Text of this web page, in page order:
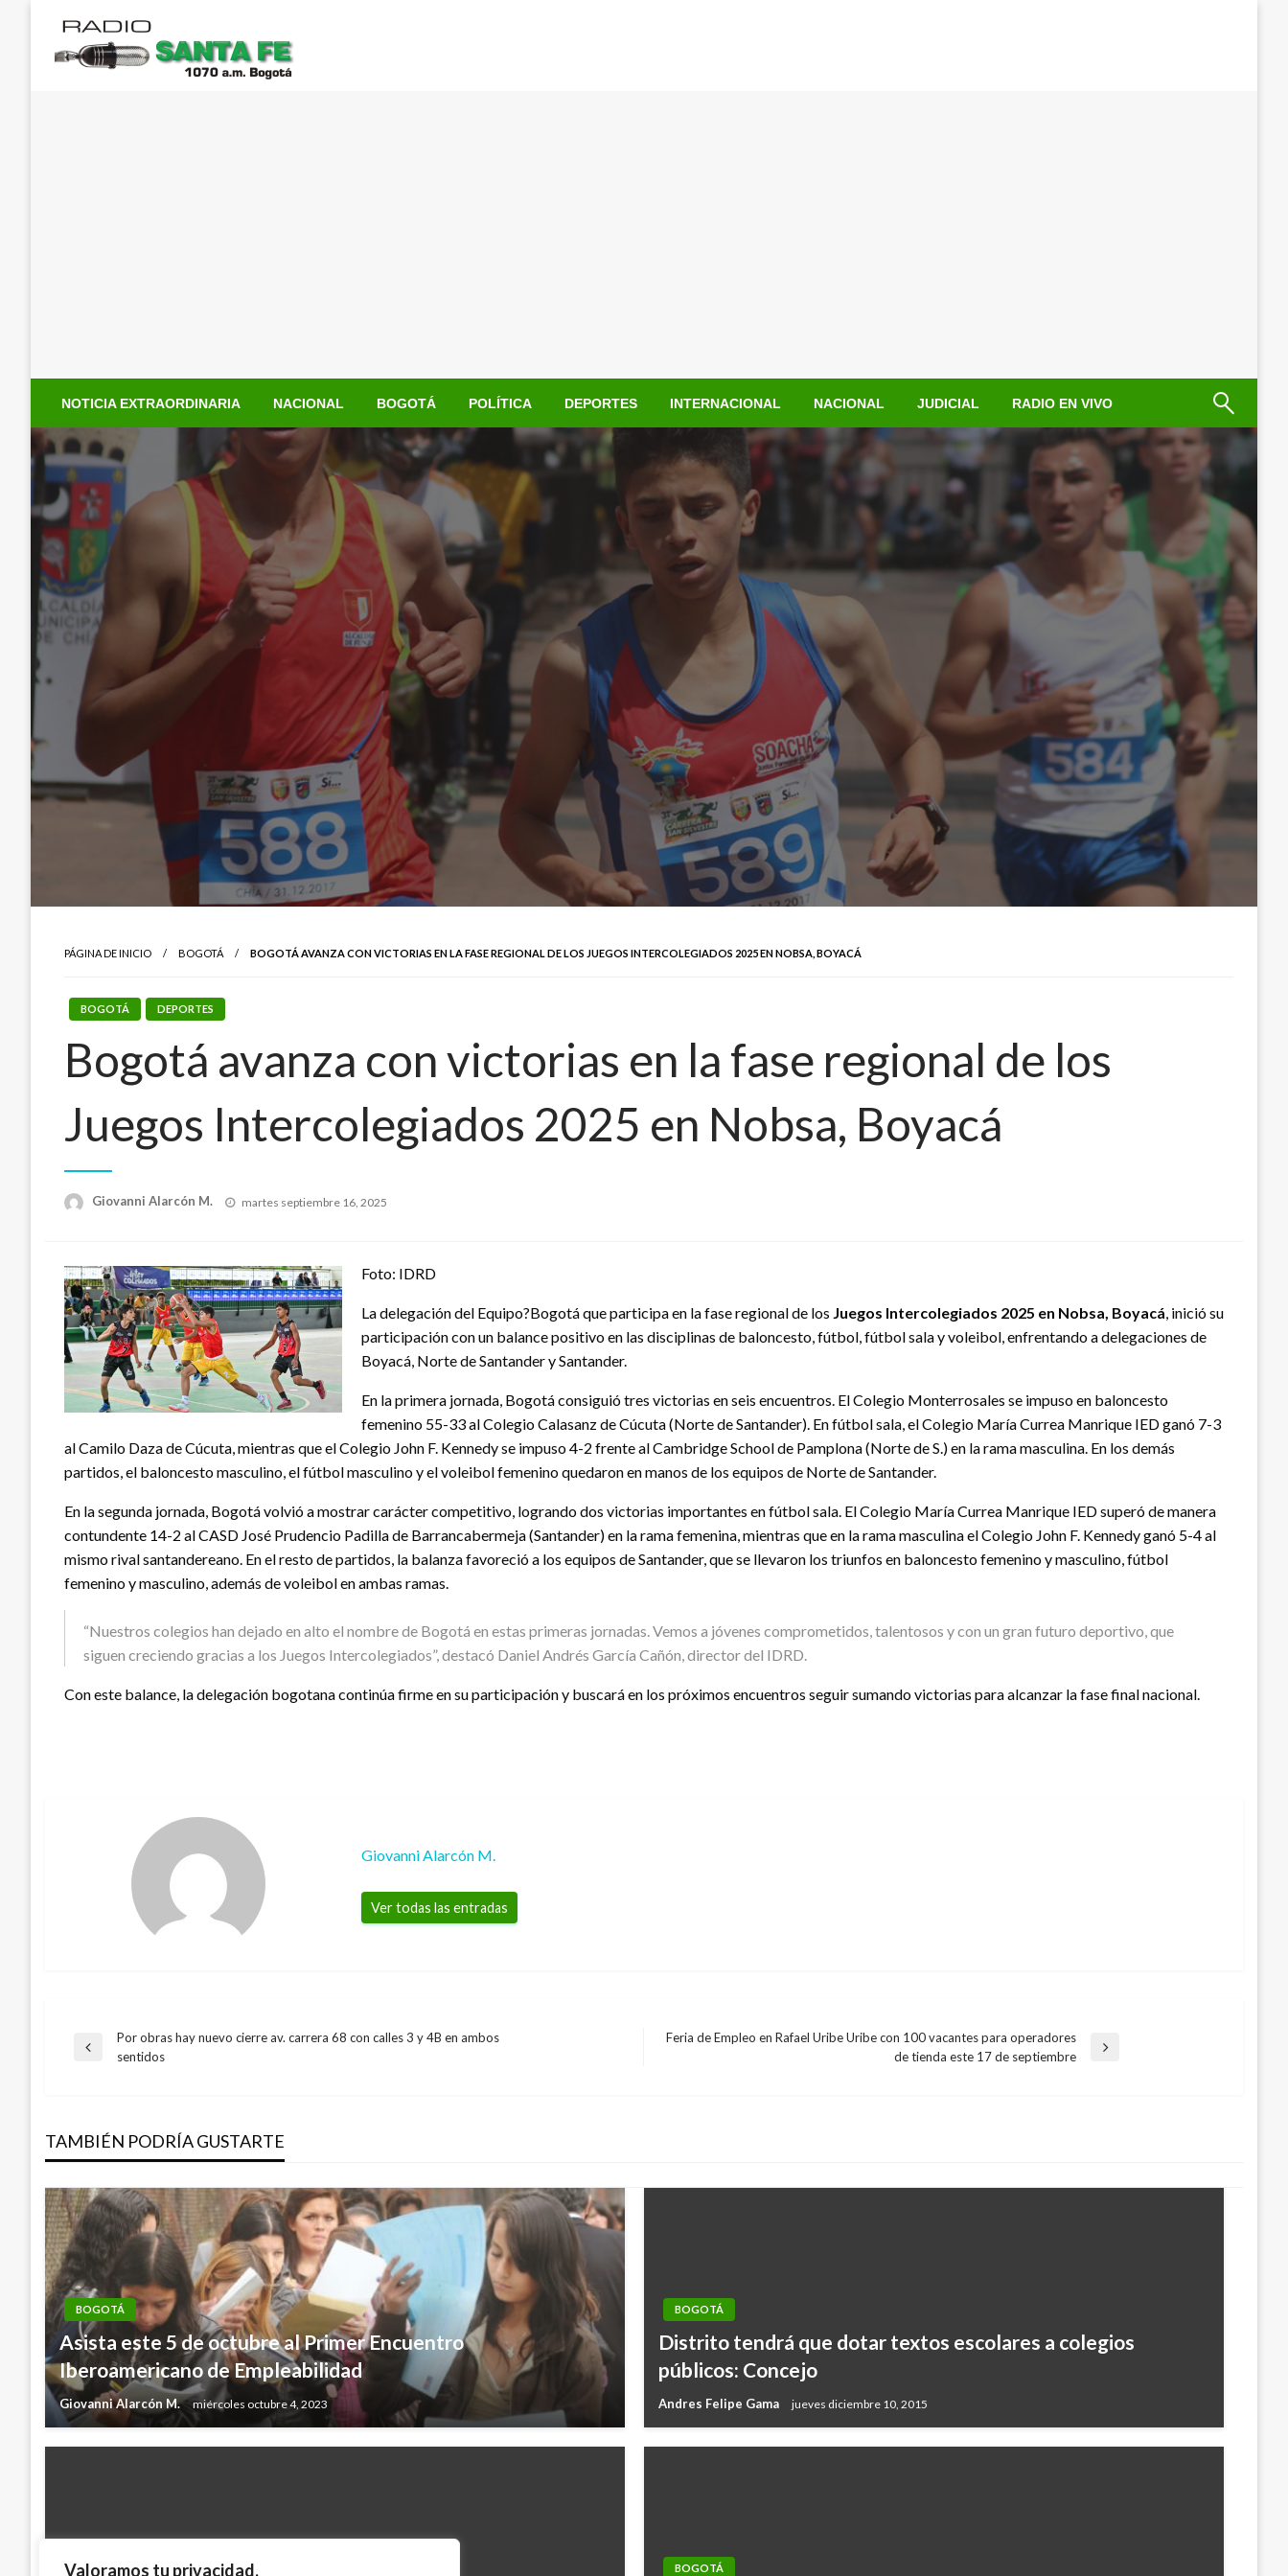
Valoramos tu privacidad.
contenido
NOTICIA EXTRAORDINARIA NACIONAL BOGOTÁ POLÍTICA DEPORTES INTERNACIONAL NACIONAL JUDICIAL RADIO EN VIVO
PÁGINA DE INICIO BOGOTÁ BOGOTÁ AVANZA CON VICTORIAS EN LA FASE REGIONAL DE LOS JUEGOS INTERCOLEGIADOS 2025 EN NOBSA, BOYACÁ
BOGOTÁ DEPORTES
Bogotá avanza con victorias en la fase regional de los
Juegos Intercolegiados 2025 en Nobsa, Boyacá
Giovanni Alarcón M.
Publicado
martes septiembre 16, 2025
Foto: IDRD
La delegación del Equipo?Bogotá que participa en la fase regional de los Juegos Intercolegiados 2025 en Nobsa, Boyacá, inició su
participación con un balance positivo en las disciplinas de baloncesto, fútbol, fútbol sala y voleibol, enfrentando a delegaciones de
Boyacá, Norte de Santander y Santander.
En la primera jornada, Bogotá consiguió tres victorias en seis encuentros. El Colegio Monterrosales se impuso en baloncesto
femenino 55-33 al Colegio Calasanz de Cúcuta (Norte de Santander). En fútbol sala, el Colegio María Currea Manrique IED ganó 7-3
al Camilo Daza de Cúcuta, mientras que el Colegio John F. Kennedy se impuso 4-2 frente al Cambridge School de Pamplona (Norte de S.) en la rama masculina. En los demás
partidos, el baloncesto masculino, el fútbol masculino y el voleibol femenino quedaron en manos de los equipos de Norte de Santander.
En la segunda jornada, Bogotá volvió a mostrar carácter competitivo, logrando dos victorias importantes en fútbol sala. El Colegio María Currea Manrique IED superó de manera
contundente 14-2 al CASD José Prudencio Padilla de Barrancabermeja (Santander) en la rama femenina, mientras que en la rama masculina el Colegio John F. Kennedy ganó 5-4 al
mismo rival santandereano. En el resto de partidos, la balanza favoreció a los equipos de Santander, que se llevaron los triunfos en baloncesto femenino y masculino, fútbol
femenino y masculino, además de voleibol en ambas ramas.
“Nuestros colegios han dejado en alto el nombre de Bogotá en estas primeras jornadas. Vemos a jóvenes comprometidos, talentosos y con un gran futuro deportivo, que
siguen creciendo gracias a los Juegos Intercolegiados”, destacó Daniel Andrés García Cañón, director del IDRD.
Con este balance, la delegación bogotana continúa firme en su participación y buscará en los próximos encuentros seguir sumando victorias para alcanzar la fase final nacional.
Giovanni Alarcón M.
Ver todas las entradas
Navegación
entradas
Entrada
Por obras hay nuevo cierre av. carrera 68 con calles 3 y 4B en ambos
sentidos
Feria de Empleo en Rafael Uribe Uribe con 100 vacantes para operadores
de tienda este 17 de septiembre
TAMBIÉN PODRÍA GUSTARTE
BOGOTÁ
Asista este 5 de octubre al Primer Encuentro
Iberoamericano de Empleabilidad
Giovanni Alarcón M. miércoles octubre 4, 2023
BOGOTÁ
Distrito tendrá que dotar textos escolares a colegios
públicos: Concejo
Andres Felipe Gama jueves diciembre 10, 2015
BOGOTÁ BOGOTÁ